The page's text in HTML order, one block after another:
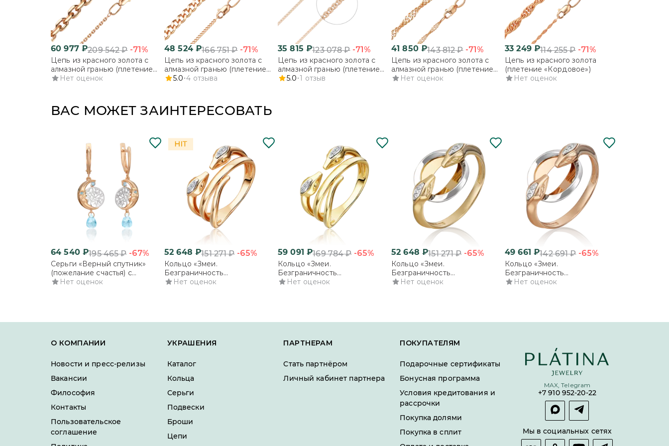
60 977₽209 542₽ -71%
Цепь из красного золота с
алмазной гранью (плетение
«Якорное»)
Нет оценок
48 524₽166 751₽ -71%
Цепь из красного золота с
алмазной гранью (плетение
«Панцирное»)
5.0 4 отзыва
35 815 ₽123 078₽ -71%
Цепь из красного золота с
алмазной гранью (плетение
«Лав»)
5.0 1 отзыв
41 850₽143 812₽ -71%
Цепь из красного золота с
алмазной гранью (плетение
«Сингапур»)
Нет оценок
33 249₽114 255₽ -71%
Цепь из красного золота
(плетение «Кордовое»)
Нет оценок
ВАС МОЖЕТ ЗАИНТЕРЕСОВАТЬ
64 540₽195 465₽ -67%
Серьги «Верный спутник»
(пожелание счастья) с
английским замком из
Нет оценок
52 648 ₽151 271₽ -65%
Кольцо «Змеи.
Безграничность
возможностей» из
Нет оценок
59 091 ₽169 784₽ -65%
Кольцо «Змеи.
Безграничность
возможностей» из
Нет оценок
52 648 ₽151 271₽ -65%
Кольцо «Змеи.
Безграничность
возможностей» из
Нет оценок
49 661 ₽142 691₽ -65%
Кольцо «Змеи.
Безграничность
возможностей» из
Нет оценок
О КОМПАНИИ
Новости и пресс-релизы
Вакансии
Философия
Контакты
Пользовательское
соглашение
УКРАШЕНИЯ
Каталог
Кольца
Серьги
Подвески
Броши
Цепи
ПАРТНЕРАМ
Стать партнёром
Личный кабинет партнера
ПОКУПАТЕЛЯМ
Подарочные сертификаты
Бонусная программа
Условия кредитования и
рассрочки
Покупка долями
Покупка в сплит
MAX, Telegram
+7 910 952-20-22
Мы в социальных сетях